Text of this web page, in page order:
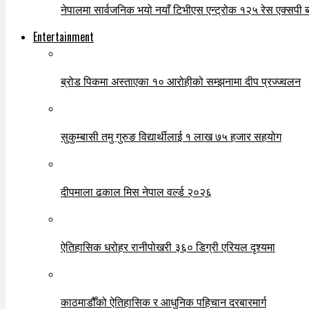
नेपालमा सार्वजनिक भयो नयाँ टिभीएस एन्ट्रोक १२५ रेस एक्सपी
Entertainment
ब्रोड पिकमा अस्ताएका १० आरोहीको सम्झनामा दीप प्रज्ज्वलन
सुकुम्बासी तमु गुरुङ विद्यार्थीलाई १ लाख ७५ हजार सहयोग
दीपमाला ढकाल मिस नेपाल वर्ल्ड २०२६
ऐतिहासिक धरोहर रानीपोखरी ३६० डिग्री एरियल दृश्यमा
काठमाडौँको ऐतिहासिक र आधुनिक पहिचान दरबारमार्ग